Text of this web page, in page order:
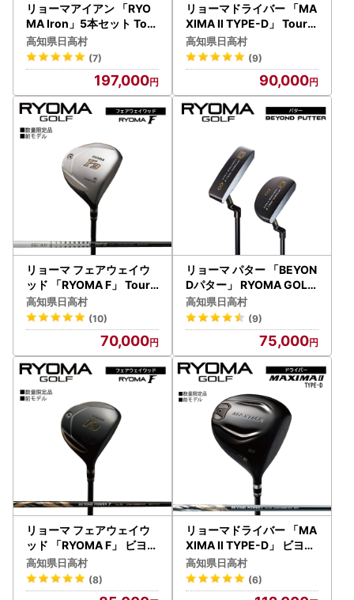
リョーマアイアン 「RYO
MA Iron」5本セット Tour
ADシャフト リョーマ GOL
F ゴルフクラブ
高知県日高村
(7)
197,000
リョーマドライバー 「MA
XIMA Ⅱ TYPE-D」 TourA
Dシャフト RYOMA GOLF
ゴルフクラブ
高知県日高村
(9)
90,000
リョーマ フェアウェイウ
ッド 「RYOMA F」 TourA
Dシャフト リョーマ GOLF
ゴルフクラブ
高知県日高村
(10)
70,000
リョーマ パター 「BEYON
Dパター」 RYOMA GOLF
ゴルフクラブ
高知県日高村
(9)
75,000
リョーマ フェアウェイウ
ッド 「RYOMA F」 ビヨン
ドパワーシャフト リョー
マ GOLF ゴルフクラブ
高知県日高村
(8)
リョーマドライバー 「MA
XIMA Ⅱ TYPE-D」 ビヨン
ドパワーシャフト RYOMA
GOLF ゴルフクラブ
高知県日高村
(6)